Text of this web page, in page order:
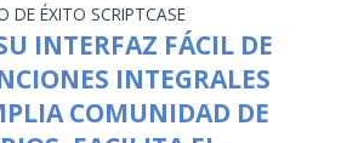
DE ÉXITO SCRIPTCASE
INTERFAZ FÁCIL DE
INTEGRALES
COMUNIDAD DE